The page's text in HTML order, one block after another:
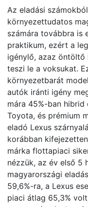
Az eladási
környezettudatos
számára továbbra is
praktikum, ezért a
igénylő, azaz
teszi le a voksukat.
környezetbarát
autók iránti igény
mára 45%-ban
Toyota, és prémium
eladó Lexus
korábban
márka flottapiaci
nézzük, az év első 5
magyarországi
59,6%-ra, a Lexus
piaci átlag 65,3%